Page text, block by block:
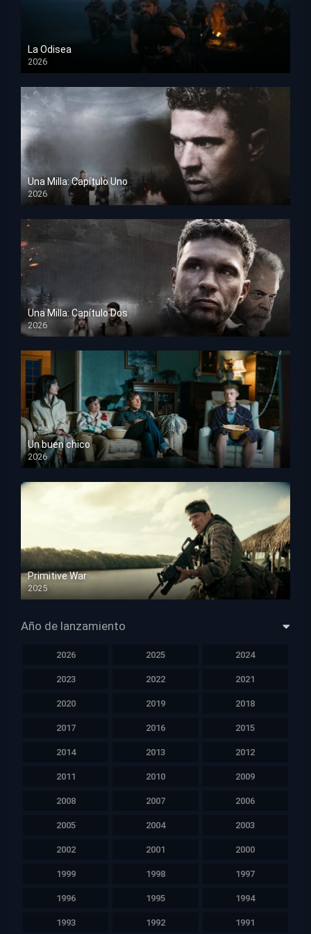
La Odisea
2026
TS Screener
Una Milla: Capítulo Uno
2026
HD 1080p
Una Milla: Capítulo Dos
2026
HD 1080p
Un buen chico
2026
HD 1080p
Primitive War
2025
HD 1080p
Año de lanzamiento
2026 2025 2024
2023 2022 2021
2020 2019 2018
2017 2016 2015
2014 2013 2012
2011 2010 2009
2008 2007 2006
2005 2004 2003
2002 2001 2000
1999 1998 1997
1996 1995 1994
1993 1992 1991